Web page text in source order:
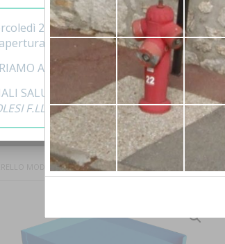
MOD. RO
29 LUGLIO 2026 al 25 AGOSTO
a MERCOLEDì 26 agosto
A TUTTI BUONE VACANZE
SALUTI
F.LLI SRL